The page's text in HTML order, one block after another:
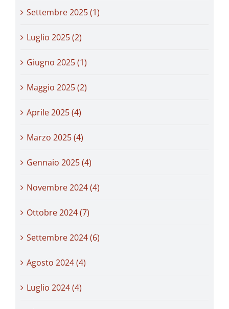
Settembre 2025 (1)
Luglio 2025 (2)
Giugno 2025 (1)
Maggio 2025 (2)
Aprile 2025 (4)
Marzo 2025 (4)
Gennaio 2025 (4)
Novembre 2024 (4)
Ottobre 2024 (7)
Settembre 2024 (6)
Agosto 2024 (4)
Luglio 2024 (4)